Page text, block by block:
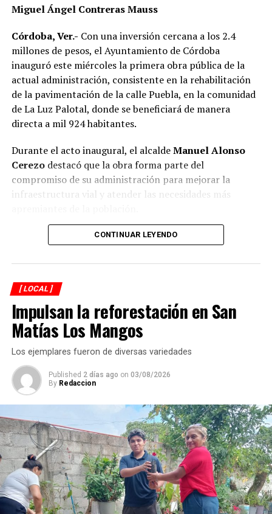
En estás actividades también participaron la regidora
Georgina Aguilar Sánchez, los regidores Daniel Vázquez
Hernández y Erick Gasca Morales; así como directores y
jefes de área.
RELATED TOPICS:
DESPUÉS
Invitan a jóvenes a tramitar cartilla militar
Promueve IMSS Veracruz Sur uso correcto de
cubrebocas
Miguel Ángel Contreras Mauss
Córdoba, Ver.- Con una inversión cercana a los 2.4
millones de pesos, el Ayuntamiento de Córdoba
inauguró este miércoles la primera obra pública de la
actual administración, consistente en la rehabilitación
de la pavimentación de la calle Puebla, en la comunidad
de La Luz Palotal, donde se beneficiará de manera
directa a mil 924 habitantes.
Durante el acto inaugural, el alcaldeManuel Alonso
Cerezodestacó que la obra forma parte del
compromiso de su administración para mejorar la
infraestructura vial y atender las necesidades más
El presidente municipal señaló que los trabajos fueron
importante el plazo establecido en el contrato, cuya
fecha de terminación estaba prevista para el próximo 12
de septiembre. Reconoció que el municipio enfrenta
diversos rezagos en materia de infraestructura, aunque
aseguró que durante su administración se continuará
ejecutando obra pública en colonias y comunidades.
CONTINUAR LEYENDO
[ LOCAL ]
Impulsan la reforestación en San
Matías Los Mangos
Los ejemplares fueron de diversas variedades
Published 2 días ago on 03/08/2026
By Redaccion